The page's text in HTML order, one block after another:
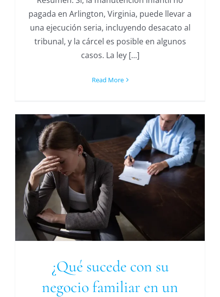
pagada en Arlington, Virginia, puede llevar a
una ejecución seria, incluyendo desacato al
tribunal, y la cárcel es posible en algunos
casos. La ley [...]
Read More
¿Qué sucede con su
negocio familiar en un